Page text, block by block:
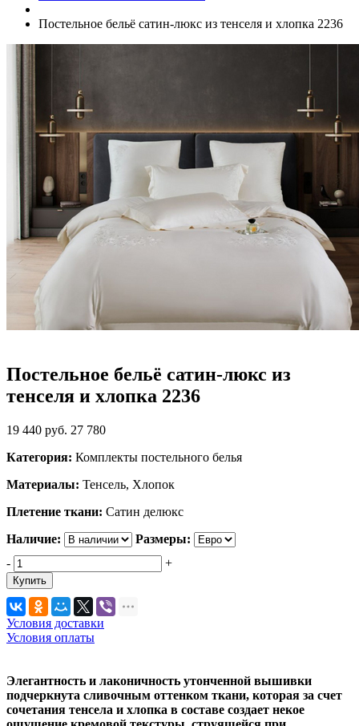
Постельное бельё сатин-люкс из тенселя и хлопка 2236
Постельное бельё сатин-люкс из
тенселя и хлопка 2236
19 440 руб. 27 780
Категория: Комплекты постельного белья
Материалы: Тенсель, Хлопок
Плетение ткани: Сатин делюкс
Наличие:
Размеры:
-
+
Купить
Условия доставки
Условия оплаты
Элегантность и лаконичность утонченной вышивки
подчеркнута сливочным оттенком ткани, которая за счет
сочетания тенсела и хлопка в составе создает некое